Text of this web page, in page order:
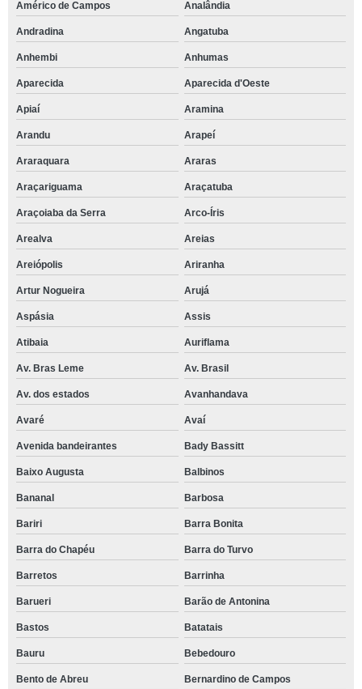
Américo de Campos Analândia
Andradina Angatuba
Anhembi Anhumas
Aparecida Aparecida d'Oeste
Apiaí Aramina
Arandu Arapeí
Araraquara Araras
Araçariguama Araçatuba
Araçoiaba da Serra Arco-Íris
Arealva Areias
Areiópolis Ariranha
Artur Nogueira Arujá
Aspásia Assis
Atibaia Auriflama
Av. Bras Leme Av. Brasil
Av. dos estados Avanhandava
Avaré Avaí
Avenida bandeirantes Bady Bassitt
Baixo Augusta Balbinos
Bananal Barbosa
Bariri Barra Bonita
Barra do Chapéu Barra do Turvo
Barretos Barrinha
Barueri Barão de Antonina
Bastos Batatais
Bauru Bebedouro
Bento de Abreu Bernardino de Campos